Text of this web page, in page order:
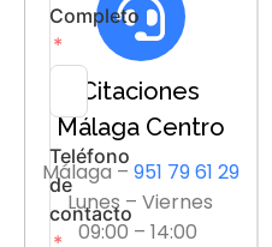
Citaciones
Málaga Centro
Málaga – 951 79 61 29
Lunes – Viernes
09:00 – 14:00
Completo
Teléfono
de
contacto